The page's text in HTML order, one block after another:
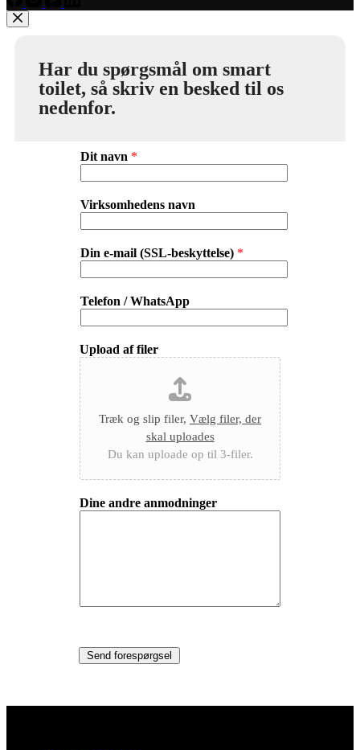
Har du spørgsmål om smart
toilet, så skriv en besked til os
nedenfor.
Dit navn *
Virksomhedens navn
Din e-mail (SSL-beskyttelse) *
Telefon / WhatsApp
Upload af filer
Træk og slip filer, Vælg filer, der
skal uploades
Du kan uploade op til 3-filer.
Dine andre anmodninger
Send forespørgsel